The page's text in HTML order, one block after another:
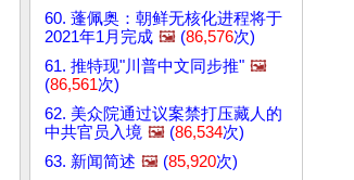
60. 蓬佩奥：朝鲜无核化进程将于
2021年1月完成 🖼️ (86,576次)
61. 推特现"川普中文同步推" 🖼️
(86,561次)
62. 美众院通过议案禁打压藏人的
中共官员入境 🖼️ (86,534次)
63. 新闻简述 🖼️ (85,920次)